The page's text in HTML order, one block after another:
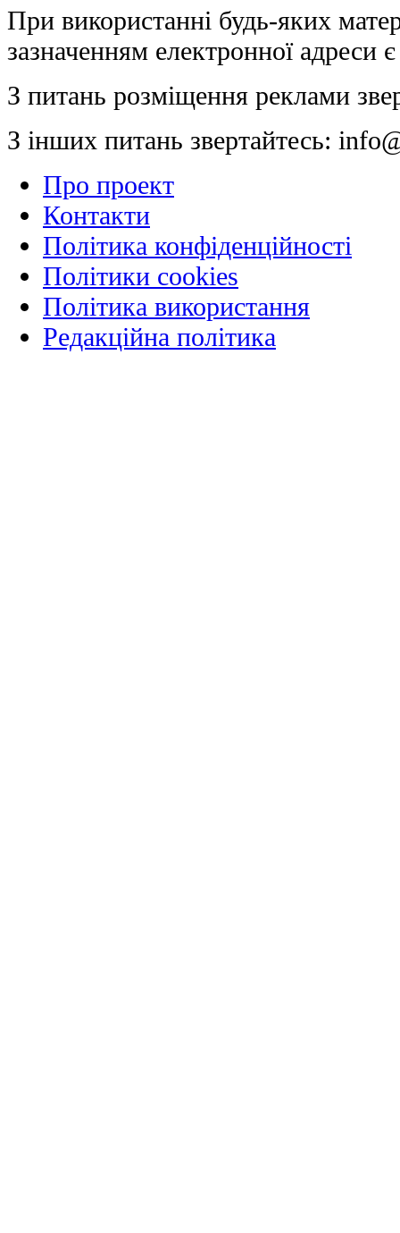
При використанні будь-яких
зазначенням електронної адреси
З питань розміщення реклами
З інших питань звертайтесь:
Про проект
Контакти
Політика конфіденційності
Політики cookies
Політика використання
Редакційна політика